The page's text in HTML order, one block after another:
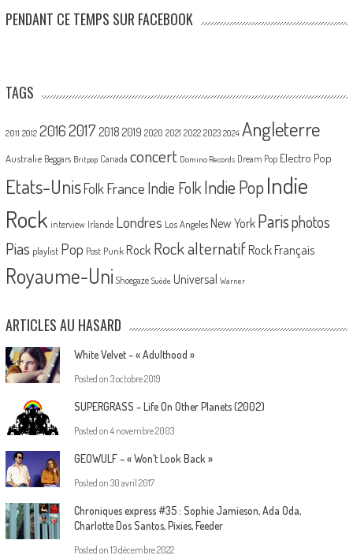
PENDANT CE TEMPS SUR FACEBOOK
TAGS
2011 2012 20162017 2018 2019 2020 2021 2022 2023 2024 Angleterre
Australie Beggars Britpop Canada concert Domino Records Dream Pop Electro Pop
Etats-UnisFolk France Indie Folk Indie PopIndie
Rock interview Irlande Londres Los Angeles New York Parisphotos
Pias playlist Pop Post Punk Rock Rock alternatif Rock Français
Royaume-Uni Shoegaze Suède Universal Warner
ARTICLES AU HASARD
White Velvet – « Adulthood »
Posted on 3 octobre 2019
SUPERGRASS – Life On Other Planets (2002)
Posted on 4 novembre 2003
GEOWULF – « Won’t Look Back »
Posted on 30 avril 2017
Chroniques express #35 : Sophie Jamieson, Ada Oda,
Charlotte Dos Santos, Pixies, Feeder
Posted on 13 décembre 2022